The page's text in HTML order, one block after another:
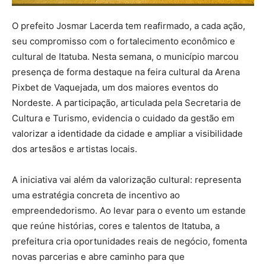
O prefeito Josmar Lacerda tem reafirmado, a cada ação,
seu compromisso com o fortalecimento econômico e
cultural de Itatuba. Nesta semana, o município marcou
presença de forma destaque na feira cultural da Arena
Pixbet de Vaquejada, um dos maiores eventos do
Nordeste. A participação, articulada pela Secretaria de
Cultura e Turismo, evidencia o cuidado da gestão em
valorizar a identidade da cidade e ampliar a visibilidade
dos artesãos e artistas locais.
A iniciativa vai além da valorização cultural: representa
uma estratégia concreta de incentivo ao
empreendedorismo. Ao levar para o evento um estande
que reúne histórias, cores e talentos de Itatuba, a
prefeitura cria oportunidades reais de negócio, fomenta
novas parcerias e abre caminho para que